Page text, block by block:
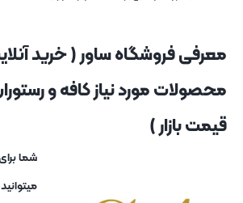
معرفی فروشگاه ساور ( خرید
محصولات مورد نیاز کافه و
قیمت بازار )
شما